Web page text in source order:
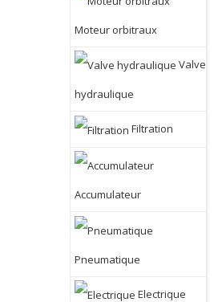
Moteur orbitraux
Valve
hydraulique
Filtration
Accumulateur
Pneumatique
Electrique